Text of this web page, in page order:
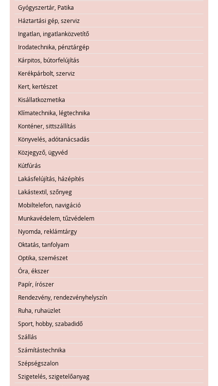
Gyógyszertár, Patika
Háztartási gép, szerviz
Ingatlan, ingatlanközvetítő
Irodatechnika, pénztárgép
Kárpitos, bútorfelújítás
Kerékpárbolt, szerviz
Kert, kertészet
Kisállatkozmetika
Klímatechnika, légtechnika
Konténer, sittszállítás
Könyvelés, adótanácsadás
Közjegyző, ügyvéd
Kútfúrás
Lakásfelújítás, házépítés
Lakástextil, szőnyeg
Mobiltelefon, navigáció
Munkavédelem, tűzvédelem
Nyomda, reklámtárgy
Oktatás, tanfolyam
Optika, szemészet
Óra, ékszer
Papír, írószer
Rendezvény, rendezvényhelyszín
Ruha, ruhaüzlet
Sport, hobby, szabadidő
Szállás
Számítástechnika
Szépségszalon
Szigetelés, szigetelőanyag